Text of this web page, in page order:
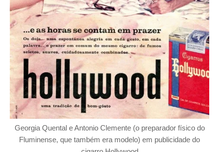
Georgia Quental e Antonio Clemente (o preparador físico do
Fluminense, que também era modelo) em publicidade do